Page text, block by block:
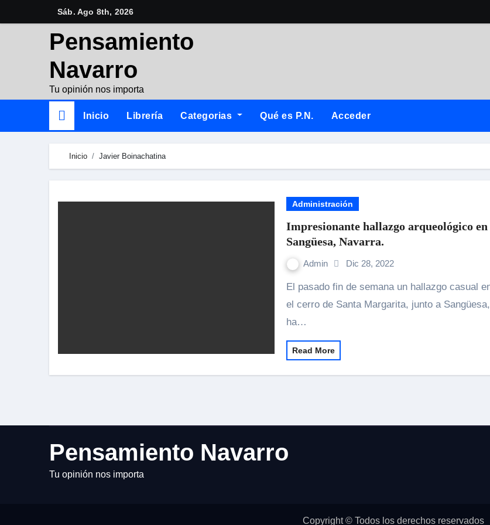
to
Sáb. Ago 8th, 2026
Pensamiento
Navarro
Tu opinión nos importa
Inicio Librería Categorias Qué es P.N. Acceder
Inicio Javier Boinachatina
Administración
Impresionante hallazgo arqueológico en
Sangüesa, Navarra.
Admin Dic 28, 2022
El pasado fin de semana un hallazgo casual en
el cerro de Santa Margarita, junto a Sangüesa,
ha…
Read More
Pensamiento Navarro
Tu opinión nos importa
Copyright © Todos los derechos reservados